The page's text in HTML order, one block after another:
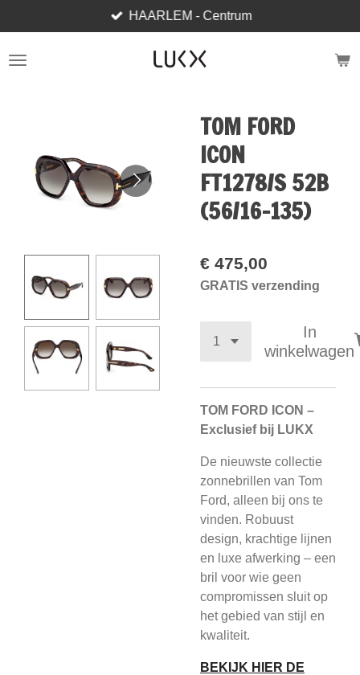
direct
naar
HAARLEM - Centrum
TOM FORD
ICON
FT1278/S 52B
(56/16-135)
€ 475,00
GRATIS verzending
In
winkelwagen
TOM FORD ICON –
Exclusief bij LUKX
De nieuwste collectie
zonnebrillen van Tom
Ford, alleen bij ons te
vinden. Robuust
design, krachtige lijnen
en luxe afwerking – een
bril voor wie geen
compromissen sluit op
het gebied van stijl en
kwaliteit.
BEKIJK HIER DE